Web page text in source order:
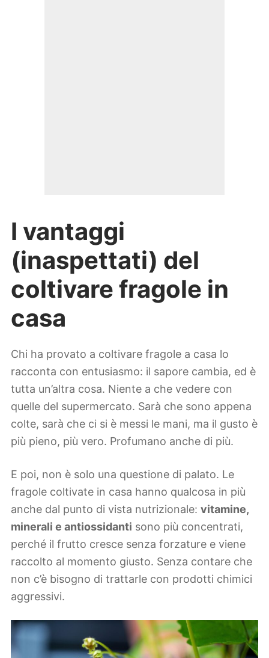
I vantaggi
(inaspettati) del
coltivare fragole in
casa
Chi ha provato a coltivare fragole a casa lo
racconta con entusiasmo: il sapore cambia, ed è
tutta un’altra cosa. Niente a che vedere con
quelle del supermercato. Sarà che sono appena
colte, sarà che ci si è messi le mani, ma il gusto è
più pieno, più vero. Profumano anche di più.
E poi, non è solo una questione di palato. Le
fragole coltivate in casa hanno qualcosa in più
anche dal punto di vista nutrizionale: vitamine,
minerali e antiossidanti sono più concentrati,
perché il frutto cresce senza forzature e viene
raccolto al momento giusto. Senza contare che
non c’è bisogno di trattarle con prodotti chimici
aggressivi.